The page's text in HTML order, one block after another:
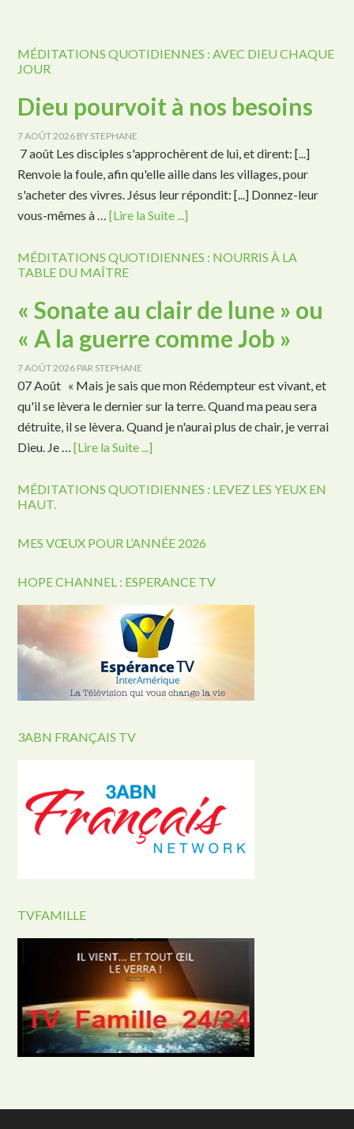
MÉDITATIONS QUOTIDIENNES : AVEC DIEU CHAQUE
JOUR
Dieu pourvoit à nos besoins
7 AOÛT 2026 BY STEPHANE
7 août Les disciples s'approchèrent de lui, et dirent: [...]
Renvoie la foule, afin qu'elle aille dans les villages, pour
s'acheter des vivres. Jésus leur répondit: [...] Donnez-leur
vous-mêmes à …[Lire la Suite ...]
MÉDITATIONS QUOTIDIENNES : NOURRIS À LA
TABLE DU MAÎTRE
« Sonate au clair de lune » ou
« A la guerre comme Job »
7 AOÛT 2026 PAR STEPHANE
07 Août « Mais je sais que mon Rédempteur est vivant, et
qu'il se lèvera le dernier sur la terre. Quand ma peau sera
détruite, il se lèvera. Quand je n'aurai plus de chair, je verrai
Dieu. Je …[Lire la Suite ...]
MÉDITATIONS QUOTIDIENNES : LEVEZ LES YEUX EN
HAUT.
MES VŒUX POUR L’ANNÉE 2026
HOPE CHANNEL : ESPERANCE TV
3ABN FRANÇAIS TV
TVFAMILLE